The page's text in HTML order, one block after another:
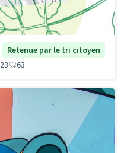
Retenue par le tri citoyen
23 63